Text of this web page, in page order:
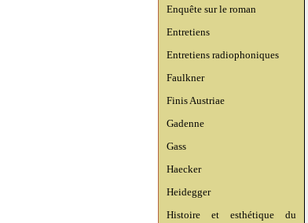
Enquête sur le roman
Entretiens
Entretiens radiophoniques
Faulkner
Finis Austriae
Gadenne
Gass
Haecker
Heidegger
Histoire et esthétique du